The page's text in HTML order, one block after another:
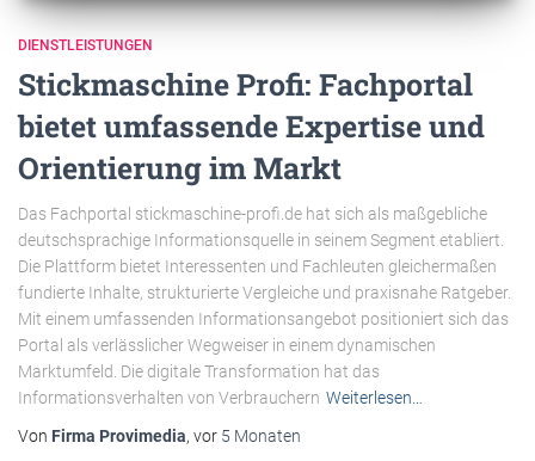
DIENSTLEISTUNGEN
Stickmaschine Profi: Fachportal
bietet umfassende Expertise und
Orientierung im Markt
Das Fachportal stickmaschine-profi.de hat sich als maßgebliche
deutschsprachige Informationsquelle in seinem Segment etabliert.
Die Plattform bietet Interessenten und Fachleuten gleichermaßen
fundierte Inhalte, strukturierte Vergleiche und praxisnahe Ratgeber.
Mit einem umfassenden Informationsangebot positioniert sich das
Portal als verlässlicher Wegweiser in einem dynamischen
Marktumfeld. Die digitale Transformation hat das
Informationsverhalten von Verbrauchern Weiterlesen…
Von Firma Provimedia, vor 5 Monaten